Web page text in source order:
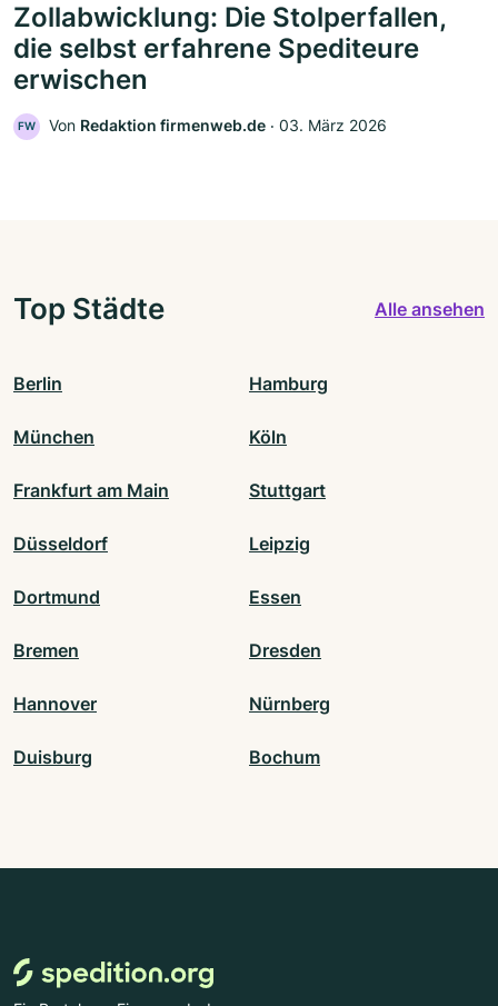
Zollabwicklung: Die Stolperfallen,
die selbst erfahrene Spediteure
erwischen
FW Von Redaktion firmenweb.de ‧ 03. März 2026
Top Städte Alle ansehen
Berlin Hamburg
München Köln
Frankfurt am Main Stuttgart
Düsseldorf Leipzig
Dortmund Essen
Bremen Dresden
Hannover Nürnberg
Duisburg Bochum